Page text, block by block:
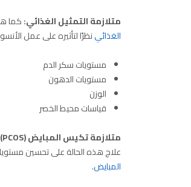
متلازمة التمثيل الغذائي:كما
الغذائينظرًا لتأثيره على عمل
مستويات سكر الدم
مستويات الدهون
الوزن
قياسات محيط الخصر
متلازمة تكيس المبايض (PCOS)
علاج هذه الحالة على تحسين
المبايض.